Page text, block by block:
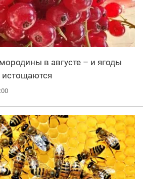
в августе – и ягоды
истощаются